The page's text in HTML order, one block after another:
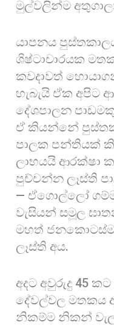
මුල්වලින්ම
යාපනය
ශිෂ්ටාචාරයක
කවදාවත්
හැබැයි ඒක අපිට
දේශපාලන
ඒ කියන්නේ
පාලක පන්තියක්
ලාභයයි ආරක්ෂා
පුච්චන්න ලෑස්ති
— ඒගොල්ලෝ
වැසියන් සමූල
මහත්
ලෑස්ති අය.
අදට අවුරුදු 45
දේවල්වල මතකය
නිකම්ම නිකන්